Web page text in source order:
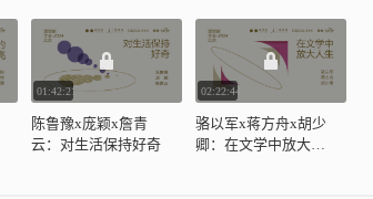
01:42:21
陈鲁豫x庞颖x詹青
云：对生活保持好奇
02:22:44
骆以军x蒋方舟x胡少
卿：在文学中放大人